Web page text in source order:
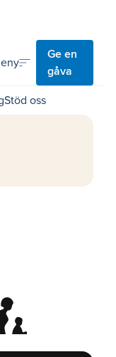
sort
Ge en
gåva
Stöd oss